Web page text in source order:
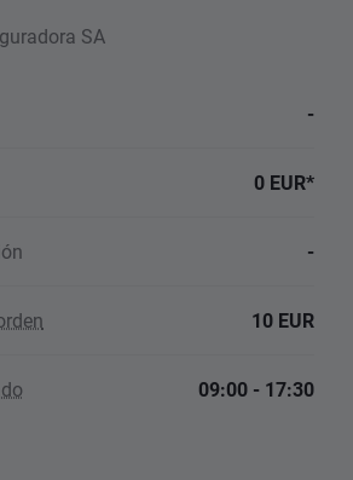
SA
-
0 EUR*
-
10 EUR
09:00 - 17:30